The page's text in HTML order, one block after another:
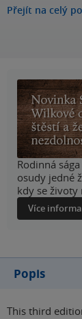
Přejít na celý
Rodinná
osudy jedné
kdy se životy
Více
Popis
This third